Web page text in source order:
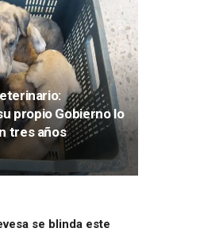
propio Gobierno lo
tres años
se blinda este